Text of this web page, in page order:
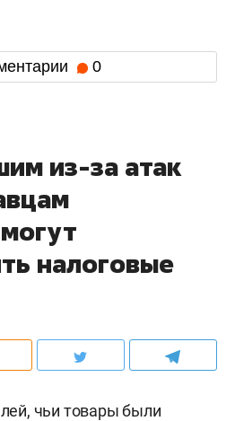
0
из-за атак
налоговые
чьи товары были